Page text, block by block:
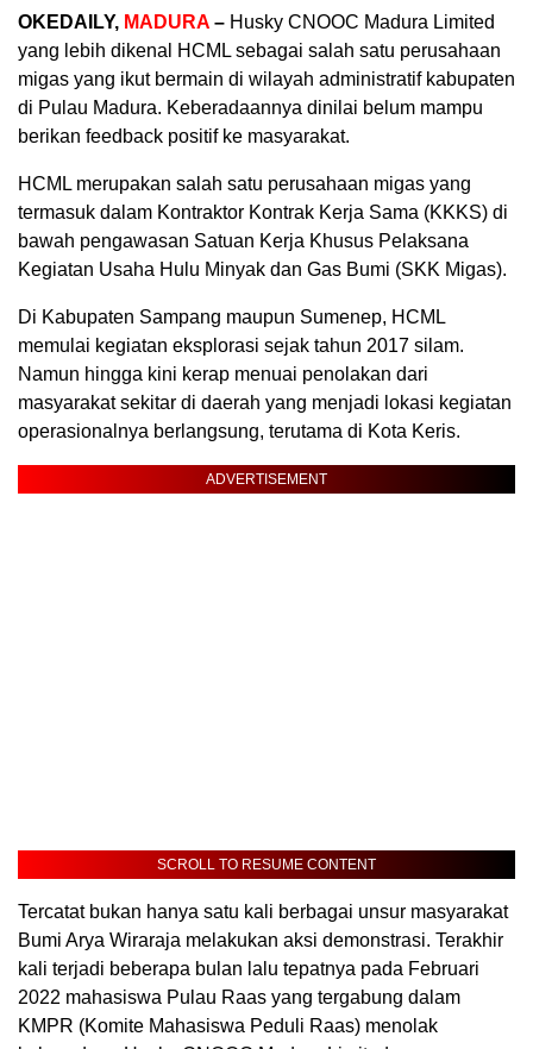
OKEDAILY, MADURA – Husky CNOOC Madura Limited
yang lebih dikenal HCML sebagai salah satu perusahaan
migas yang ikut bermain di wilayah administratif kabupaten
di Pulau Madura. Keberadaannya dinilai belum mampu
berikan feedback positif ke masyarakat.
HCML merupakan salah satu perusahaan migas yang
termasuk dalam Kontraktor Kontrak Kerja Sama (KKKS) di
bawah pengawasan Satuan Kerja Khusus Pelaksana
Kegiatan Usaha Hulu Minyak dan Gas Bumi (SKK Migas).
Di Kabupaten Sampang maupun Sumenep, HCML
memulai kegiatan eksplorasi sejak tahun 2017 silam.
Namun hingga kini kerap menuai penolakan dari
masyarakat sekitar di daerah yang menjadi lokasi kegiatan
operasionalnya berlangsung, terutama di Kota Keris.
ADVERTISEMENT
SCROLL TO RESUME CONTENT
Tercatat bukan hanya satu kali berbagai unsur masyarakat
Bumi Arya Wiraraja melakukan aksi demonstrasi. Terakhir
kali terjadi beberapa bulan lalu tepatnya pada Februari
2022 mahasiswa Pulau Raas yang tergabung dalam
KMPR (Komite Mahasiswa Peduli Raas) menolak